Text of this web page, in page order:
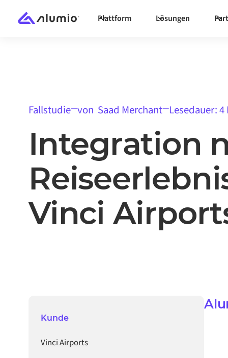
Plattform Lösungen
Fallstudie—von Saad Merchant—Lesedauer:
Integration
Vinci
Kunde
Vinci Airports